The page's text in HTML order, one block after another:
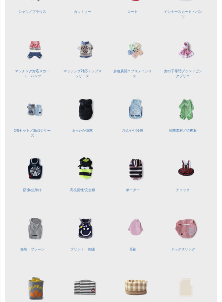
シャツ／ ブラウス カットソー コート
インナースカート・パン
ツ
マッチング対応スカー
ト・パンツ
マッチング対応トップス
シリーズ
多色展開 エブリデイシリ
ーズ
女の子専門ブランド ピン
クプリエ
2着セット／2in1シリー
ズ
あったか防寒 ひんやり冷感 抗菌素材／ 術後服
防虫/虫除け 高視認性/安全服 ボーダー チェック
無地・プレーン プリント・刺繍 長袖 ドッグスリング